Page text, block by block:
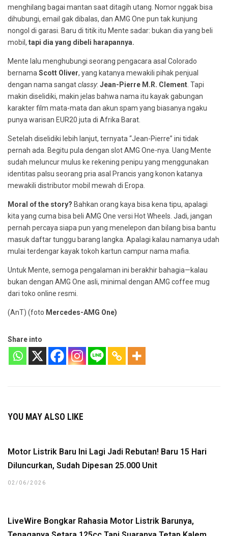
menghilang bagai mantan saat ditagih utang. Nomor nggak bisa
dihubungi, email gak dibalas, dan AMG One pun tak kunjung
nongol di garasi. Baru di titik itu Mente sadar: bukan dia yang beli
mobil, tapi dia yang dibeli harapannya.
Mente lalu menghubungi seorang pengacara asal Colorado
bernama Scott Oliver, yang katanya mewakili pihak penjual
dengan nama sangatclassy: Jean-Pierre M.R. Clement . Tapi
makin diselidiki, makin jelas bahwa nama itu kayak gabungan
karakter film mata-mata dan akun spam yang biasanya ngaku
punya warisan EUR20 juta di Afrika Barat.
Setelah diselidiki lebih lanjut, ternyata “Jean-Pierre” ini tidak
pernah ada. Begitu pula dengan slot AMG One-nya. Uang Mente
sudah meluncur mulus ke rekening penipu yang menggunakan
identitas palsu seorang pria asal Prancis yang konon katanya
mewakili distributor mobil mewah di Eropa.
Moral of the story? Bahkan orang kaya bisa kena tipu, apalagi
kita yang cuma bisa beli AMG One versi Hot Wheels. Jadi, jangan
pernah percaya siapa pun yang menelepon dan bilang bisa bantu
masuk daftar tunggu barang langka. Apalagi kalau namanya udah
mulai terdengar kayak tokoh kartun campur nama mafia.
Untuk Mente, semoga pengalaman ini berakhir bahagia—kalau
bukan dengan AMG One asli, minimal dengan AMG coffee mug
dari toko online resmi.
(AnT) (foto Mercedes-AMG One)
Share into
YOU MAY ALSO LIKE
Motor Listrik Baru Ini Lagi Jadi Rebutan! Baru 15 Hari
Diluncurkan, Sudah Dipesan 25.000 Unit
02/06/2026
LiveWire Bongkar Rahasia Motor Listrik Barunya,